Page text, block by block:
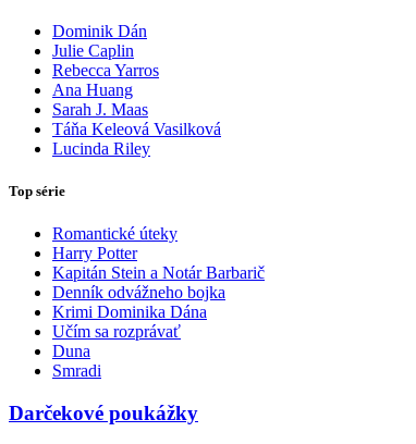
Dominik Dán
Julie Caplin
Rebecca Yarros
Ana Huang
Sarah J. Maas
Táňa Keleová Vasilková
Lucinda Riley
Top série
Romantické úteky
Harry Potter
Kapitán Stein a Notár Barbarič
Denník odvážneho bojka
Krimi Dominika Dána
Učím sa rozprávať
Duna
Smradi
Darčekové poukážky